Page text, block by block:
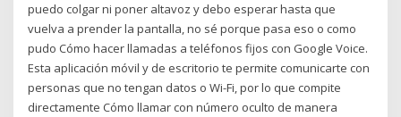
puedo colgar ni poner altavoz y debo esperar hasta que
vuelva a prender la pantalla, no sé porque pasa eso o como
pudo Cómo hacer llamadas a teléfonos fijos con Google Voice.
Esta aplicación móvil y de escritorio te permite comunicarte con
personas que no tengan datos o Wi-Fi, por lo que compite
directamente Cómo llamar con número oculto de manera